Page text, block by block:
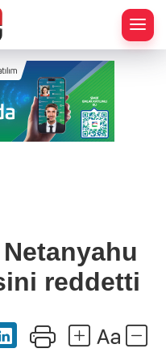
Netanyahu
reddetti